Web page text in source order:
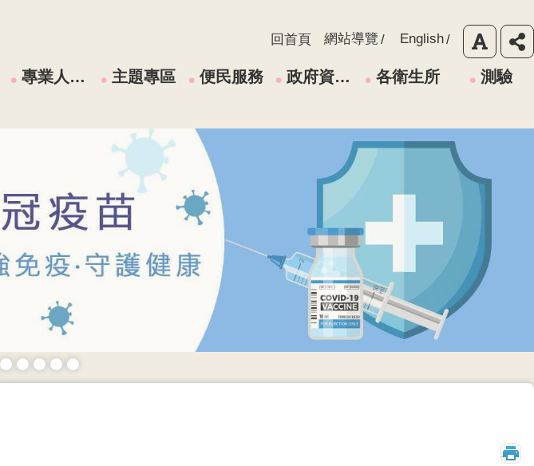
回首頁 網站導覽 English
專業人員區 主題專區 便民服務 政府資訊公開 各衛生所 測驗
_